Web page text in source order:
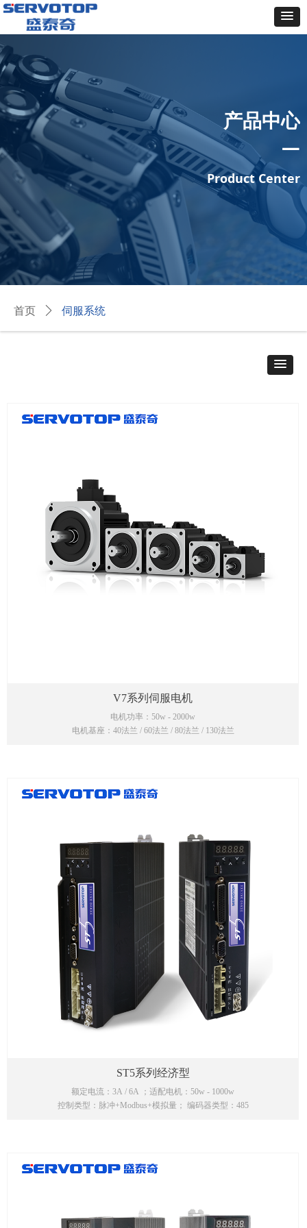
产品中心
—
Product Center
首页 ꄲ 伺服系统
V7系列伺服电机
电机功率：50w - 2000w
电机基座：40法兰 / 60法兰 / 80法兰 / 130法兰
ST5系列经济型
额定电流：3A / 6A ；适配电机：50w - 1000w
控制类型：脉冲+Modbus+模拟量； 编码器类型：485